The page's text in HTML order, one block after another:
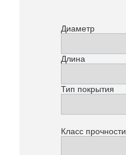
Диаметр
Длина
Тип покрытия
Класс прочности